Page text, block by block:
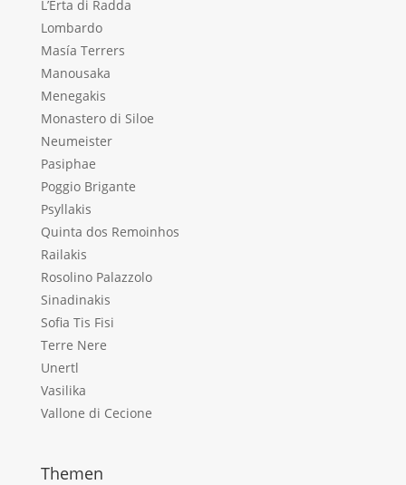
L’Erta di Radda
Lombardo
Masía Terrers
Manousaka
Menegakis
Monastero di Siloe
Neumeister
Pasiphae
Poggio Brigante
Psyllakis
Quinta dos Remoinhos
Railakis
Rosolino Palazzolo
Sinadinakis
Sofia Tis Fisi
Terre Nere
Unertl
Vasilika
Vallone di Cecione
Themen